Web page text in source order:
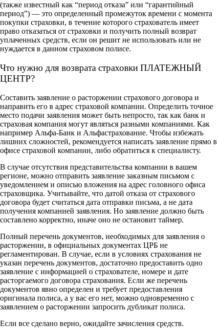
(также известный как “период отказа” или “гарантийный
период”) — это определенный промежуток времени с момента
покупки страховки, в течение которого страхователь имеет
право отказаться от страховки и получить полный возврат
уплаченных средств, если он решит не использовать или не
нуждается в данном страховом полисе.
Что нужно для возврата страховки ПЛАТЕЖНЫЙ
ЦЕНТР?
Составить заявление о расторжении страхового договора и
направить его в адрес страховой компании. Определить точное
место подачи заявления может быть непросто, так как банк и
страховая компания могут являться разными компаниями. Как
например Альфа-Банк и Альфастрахование. Чтобы избежать
лишних сложностей, рекомендуется написать заявление прямо в
офисе страховой компании, либо обратиться к специалисту.
В случае отсутствия представительства компании в вашем
регионе, можно отправить заявление заказным письмом с
уведомлением и описью вложения на адрес головного офиса
страховщика. Учитывайте, что датой отказа от страхового
договора будет считаться дата отправки письма, а не дата
получения компанией заявления. Но заявление должно быть
составлено корректно, иначе оно не остановит таймер.
Полный перечень документов, необходимых для заявления о
расторжении, в официальных документах ЦРБ не
регламентирован. В случае, если в условиях страхования не
указан перечень документов, достаточно предоставить одно
заявление с информацией о страхователе, номере и дате
расторгаемого договора страхования. Если же перечень
документов явно определен и требует предоставления
оригинала полиса, а у вас его нет, можно одновременно с
заявлением о расторжении запросить дубликат полиса.
Если все сделано верно, ожидайте зачисления средств.